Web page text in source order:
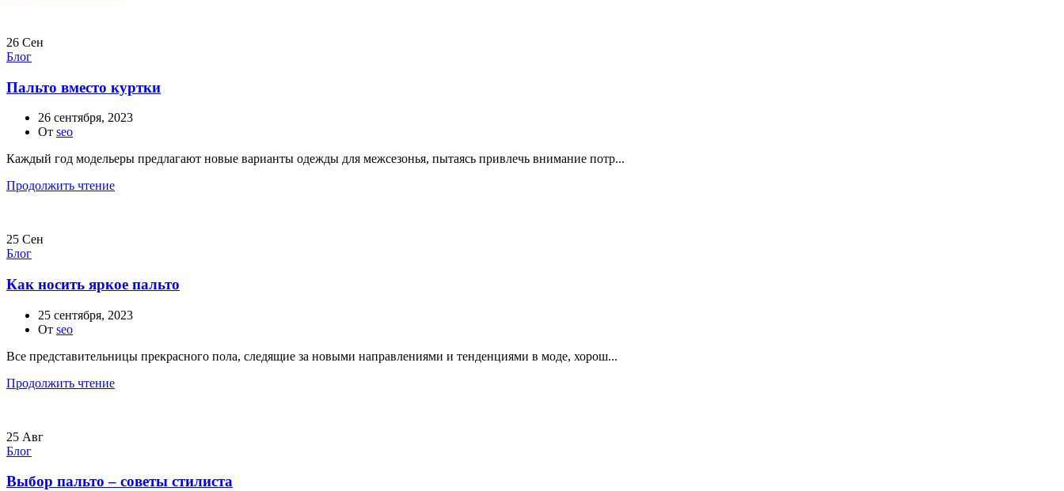
26 Сен
Блог
Пальто вместо куртки
26 сентября, 2023
От seo
Каждый год модельеры предлагают новые варианты одежды для межсезонья, пытаясь привлечь внимание потр...
Продолжить чтение
25 Сен
Блог
Как носить яркое пальто
25 сентября, 2023
От seo
Все представительницы прекрасного пола, следящие за новыми направлениями и тенденциями в моде, хорош...
Продолжить чтение
25 Авг
Блог
Выбор пальто – советы стилиста